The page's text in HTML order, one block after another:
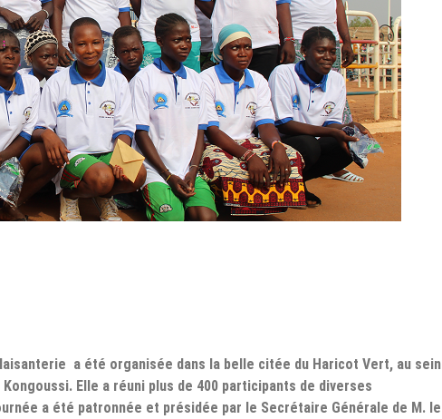
a été organisée dans la belle citée du Haricot Vert, au sein
Elle a réuni plus de 400 participants de diverses
a été patronnée et présidée par le Secrétaire Générale de M. le